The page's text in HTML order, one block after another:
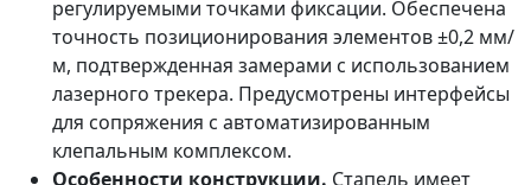
регулируемыми точками фиксации. Обеспечена
точность позиционирования элементов ±0,2 мм/
м, подтвержденная замерами с использованием
лазерного трекера. Предусмотрены интерфейсы
для сопряжения с автоматизированным
клепальным комплексом.
Особенности конструкции. Стапель имеет